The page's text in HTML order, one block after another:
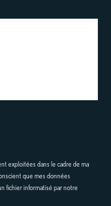
exploitées dans le cadre de ma
que mes données
fichier informatisé par notre